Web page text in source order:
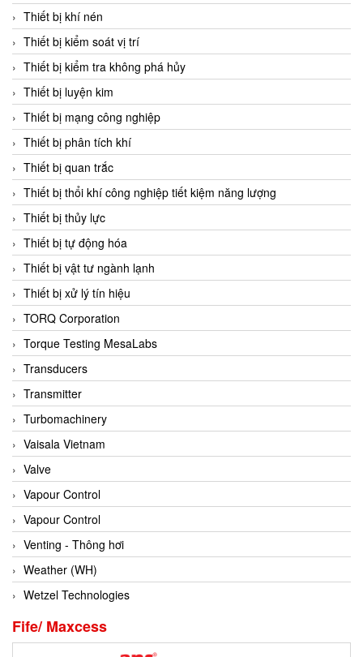
Clage
Clake Fololo
Clark Cooper
CMC Ventilazione
Coax Valves Inc
Codel
Cofimco
Coltraco
Comat Releco
Comax
COMETECH VietNam
COMFILE Technology
Conch
Conductix/ WAMPFLER
Contrec
Contrinex
Control Solution Minesota
Copeland
Cortem
Cosa Xentaur
Cosil
Coulton
Crouzet
Crowcon
Crutec Dust Zero Vietnam
Crydom
Thiết bị khí nén
Thiết bị kiểm soát vị trí
Thiết bị kiểm tra không phá hủy
Thiết bị luyện kim
Thiết bị mạng công nghiệp
Thiết bị phân tích khí
Thiết bị quan trắc
Thiết bị thổi khí công nghiệp tiết kiệm năng lượng
Thiết bị thủy lực
Thiết bị tự động hóa
Thiết bị vật tư ngành lạnh
Thiết bị xử lý tín hiệu
TORQ Corporation
Torque Testing MesaLabs
Transducers
Transmitter
Turbomachinery
Vaisala Vietnam
Valve
Vapour Control
Vapour Control
Venting - Thông hơi
Weather (WH)
Wetzel Technologies
Fife/ Maxcess